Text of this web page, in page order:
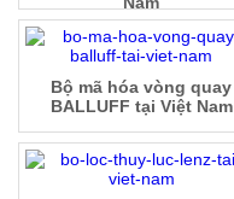
Bộ mã hóa vòng quay
BALLUFF tại Việt Nam